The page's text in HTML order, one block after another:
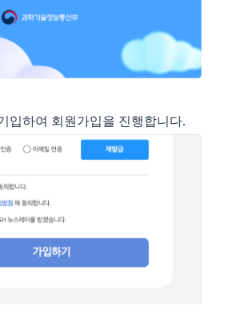
입하여 회원가입을 진행합니다.